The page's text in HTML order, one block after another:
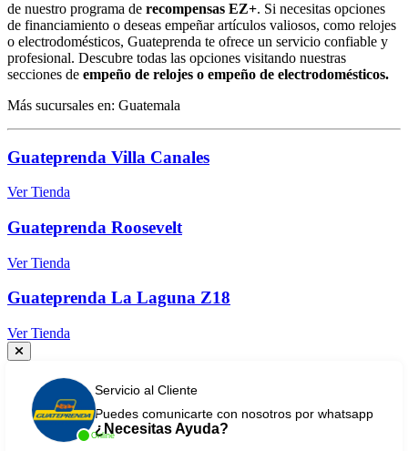
de nuestro programa de recompensas EZ+. Si necesitas opciones
de financiamiento o deseas empeñar artículos valiosos, como relojes
o electrodomésticos, Guateprenda te ofrece un servicio confiable y
profesional. Descubre todas las opciones visitando nuestras
secciones de empeño de relojes o empeño de electrodomésticos.
Más sucursales en: Guatemala
Guateprenda Villa Canales
Ver Tienda
Guateprenda Roosevelt
Ver Tienda
Guateprenda La Laguna Z18
Ver Tienda
Online
Servicio al Cliente
Puedes comunicarte con nosotros por whatsapp
¿Necesitas Ayuda?